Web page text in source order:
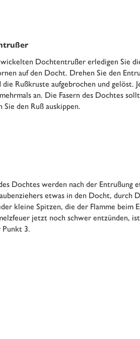
Dochtentrußer erledigen Sie
auf den Docht. Drehen Sie den
Rußkruste aufgebrochen und gelöst.
an. Die Fasern des Dochtes
den Ruß auskippen.
Dochtes werden nach der Entrußung
etwas in den Docht, durch
kleine Spitzen, die der Flamme beim
jetzt noch schwer entzünden,
3.